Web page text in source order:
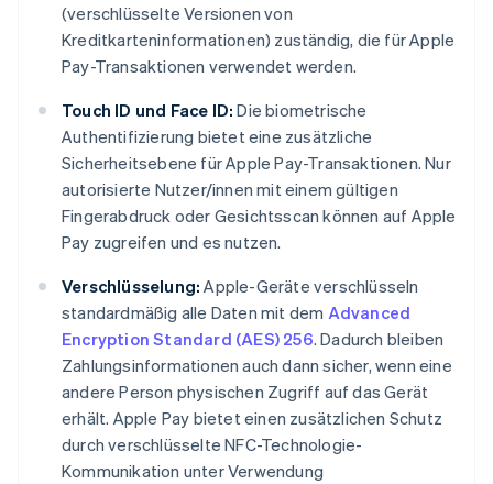
(verschlüsselte Versionen von
Kreditkarteninformationen) zuständig, die für Apple
Pay-Transaktionen verwendet werden.
Touch ID und Face ID: Die biometrische
Authentifizierung bietet eine zusätzliche
Sicherheitsebene für Apple Pay-Transaktionen. Nur
autorisierte Nutzer/innen mit einem gültigen
Fingerabdruck oder Gesichtsscan können auf Apple
Pay zugreifen und es nutzen.
Verschlüsselung: Apple-Geräte verschlüsseln
standardmäßig alle Daten mit dem Advanced
Encryption Standard (AES) 256. Dadurch bleiben
Zahlungsinformationen auch dann sicher, wenn eine
andere Person physischen Zugriff auf das Gerät
erhält. Apple Pay bietet einen zusätzlichen Schutz
durch verschlüsselte NFC-Technologie-
Kommunikation unter Verwendung